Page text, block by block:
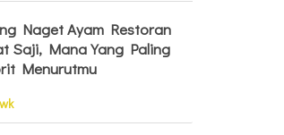
Naget Ayam Restoran
Saji, Mana Yang Paling
Menurutmu